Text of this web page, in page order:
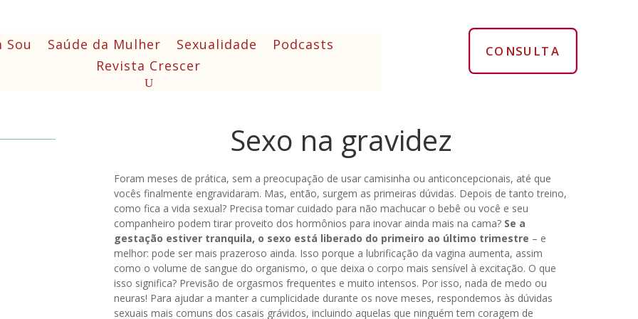
Sou Saúde da Mulher Sexualidade
Podcasts
Revista Crescer
CONSULTA
Sexo na gravidez
Foram meses de prática, sem a preocupação de usar camisinha ou anticoncepcionais, até que
vocês finalmente engravidaram. Mas, então, surgem as primeiras dúvidas. Depois de tanto treino,
como fica a vida sexual? Precisa tomar cuidado para não machucar o bebê ou você e seu
companheiro podem tirar proveito dos hormônios para inovar ainda mais na cama? Se a
gestação estiver tranquila, o sexo está liberado do primeiro ao último trimestre – e
melhor: pode ser mais prazeroso ainda. Isso porque a lubrificação da vagina aumenta, assim
como o volume de sangue do organismo, o que deixa o corpo mais sensível à excitação. O que
isso significa? Previsão de orgasmos frequentes e muito intensos. Por isso, nada de medo ou
neuras! Para ajudar a manter a cumplicidade durante os nove meses, respondemos às dúvidas
sexuais mais comuns dos casais grávidos, incluindo aquelas que ninguém tem coragem de